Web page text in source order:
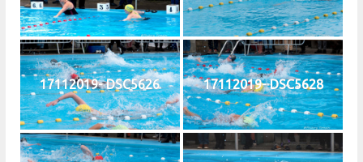
17112019- DSC5626 17112019- DSC5628